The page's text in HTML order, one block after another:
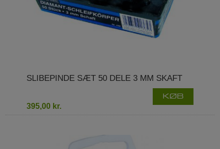
SLIBEPINDE SÆT 50 DELE 3 MM SKAFT
395,00 kr.
KØB